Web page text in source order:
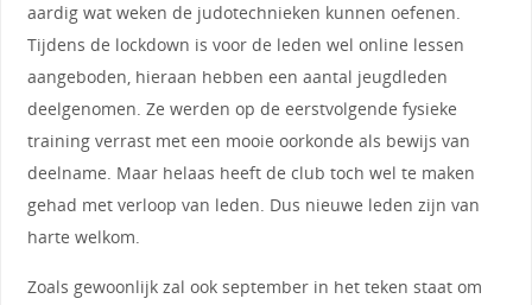
aardig wat weken de judotechnieken kunnen oefenen.
Tijdens de lockdown is voor de leden wel online lessen
aangeboden, hieraan hebben een aantal jeugdleden
deelgenomen. Ze werden op de eerstvolgende fysieke
training verrast met een mooie oorkonde als bewijs van
deelname. Maar helaas heeft de club toch wel te maken
gehad met verloop van leden. Dus nieuwe leden zijn van
harte welkom.
Zoals gewoonlijk zal ook september in het teken staat om